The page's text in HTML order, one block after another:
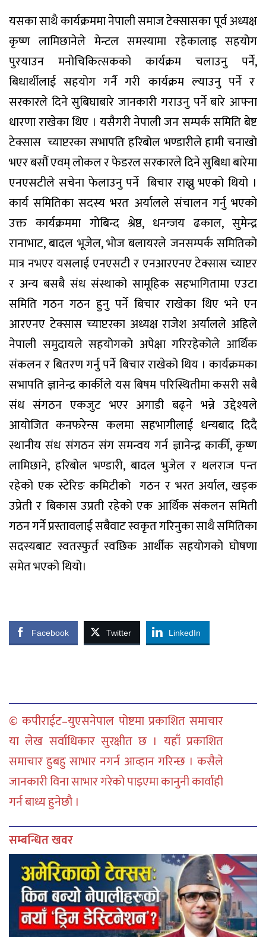
यसका साथै कार्यक्रममा नेपाली समाज टेक्सासका पूर्व अध्यक्ष
कृष्ण लामिछानेले मेन्टल समस्यामा रहेकालाइ सहयोग
पुरयाउन मनोचिकित्सकको कार्यक्रम चलाउनु पर्ने,
बिधार्थीलाई सहयोग गर्नै गरी कार्यक्रम ल्याउनु पर्ने र
सरकारले दिने सुबिघाबारे जानकारी गराउनु पर्ने बारे आफ्ना
धारणा राखेका थिए । यसैगरी नेपाली जन सम्पर्क समिति बेष्ट
टेक्सास च्याप्टरका सभापति हरिबोल भण्डारीले हामी चनाखो
भएर बसौं एवम् लोकल र फेडरल सरकारले दिने सुबिधा बारेमा
एनएसटीले सचेना फेलाउनु पर्ने बिचार राख्नु भएको थियो ।
कार्य समितिका सदस्य भरत अर्यालले संचालन गर्नु भएको
उक्त कार्यक्रममा गोबिन्द श्रेष्ठ, धनन्जय ढकाल, सुमेन्द्र
रानाभाट, बादल भूजेल, भोज बलायरले जनसम्पर्क समितिको
मात्र नभएर यसलाई एनएसटी र एनआरएनए टेक्सास च्याप्टर
र अन्य बसबै संध संस्थाको सामूहिक सहभागितामा एउटा
समिति गठन गठन हुनु पर्ने बिचार राखेका थिए भने एन
आरएनए टेक्सास च्याप्टरका अध्यक्ष राजेश अर्यालले अहिले
नेपाली समुदायले सहयोगको अपेक्षा गरिरहेकोले आर्थिक
संकलन र बितरण गर्नु पर्ने बिचार राखेको थिय । कार्यक्रमका
सभापति ज्ञानेन्द्र कार्कीले यस बिषम परिस्थितीमा कसरी सबै
संध संगठन एकजुट भएर अगाडी बढ्ने भन्ने उद्देश्यले
आयोजित कनफरेन्स कलमा सहभागीलाई धन्यबाद दिदै
स्थानीय संध संगठन संग समन्वय गर्न ज्ञानेन्द्र कार्की, कृष्ण
लामिछाने, हरिबोल भण्डारी, बादल भुजेल र थलराज पन्त
रहेको एक स्टेरिङ कमिटीको गठन र भरत अर्याल, खड्क
उप्रेती र बिकास उप्रती रहेको एक आर्थिक संकलन समिती
गठन गर्ने प्रस्तावलाई सबैवाट स्वकृत गरिनुका साथै समितिका
सदस्यबाट स्वतस्फुर्त स्वछिक आर्थीक सहयोगको घोषणा
समेत भएको थियो।
Facebook Twitter LinkedIn
© कपीराईट–युएसनेपाल पोष्टमा प्रकाशित समाचार
या लेख सर्वाधिकार सुरक्षीत छ । यहाँ प्रकाशित
समाचार हुबहु साभार नगर्न आव्हान गरिन्छ । कसैले
जानकारी विना साभार गरेको पाइएमा कानुनी कार्वाही
गर्न बाध्य हुनेछौ ।
सम्बन्धित खवर